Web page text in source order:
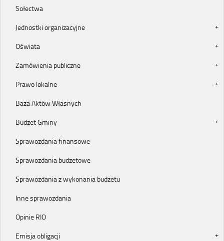
Sołectwa
Jednostki organizacyjne
Oświata
Zamówienia publiczne
Prawo lokalne
Baza Aktów Własnych
Budżet Gminy
Sprawozdania finansowe
Sprawozdania budżetowe
Sprawozdania z wykonania budżetu
Inne sprawozdania
Opinie RIO
Emisja obligacji